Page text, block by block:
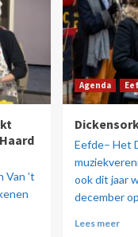
Van ’t
Agenda
Eefde– Het
ook dit jaar
december
Lees meer